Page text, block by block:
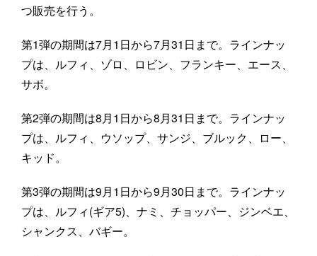
つ販売を行う。
第1弾の期間は7月1日から7月31日まで。ラインナッ
プは、ルフィ、ゾロ、ロビン、フランキー、エース、
サボ。
第2弾の期間は8月1日から8月31日まで。ラインナッ
プは、ルフィ、ウソップ、サンジ、ブルック、ロー、
キッド。
第3弾の期間は9月1日から9月30日まで。ラインナッ
プは、ルフィ(ギア5)、ナミ、チョッパー、ジンベエ、
シャンクス、バギー。